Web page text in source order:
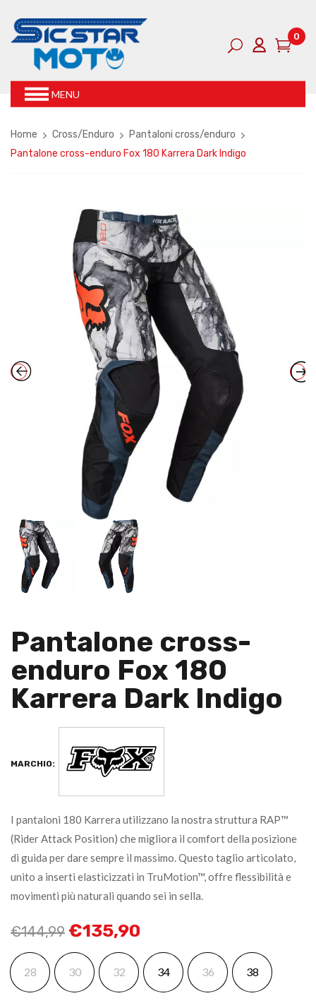
0
MENU
Home Cross/Enduro
Pantaloni cross/enduro
Pantalone cross-enduro Fox 180 Karrera Dark Indigo
Pantalone cross-
enduro Fox 180
Karrera Dark Indigo
MARCHIO:
I pantaloni 180 Karrera utilizzano la nostra struttura RAP™
(Rider Attack Position) che migliora il comfort della posizione
di guida per dare sempre il massimo. Questo taglio articolato,
unito a inserti elasticizzati in TruMotion™, offre flessibilità e
movimenti più naturali quando sei in sella.
€144,99 €135,90
28 30 32 34 36 38